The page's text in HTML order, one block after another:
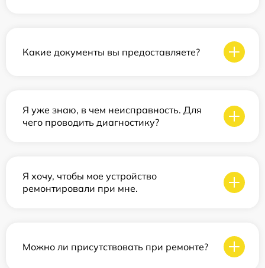
Какие документы вы предоставляете?
Я уже знаю, в чем неисправность. Для
чего проводить диагностику?
Я хочу, чтобы мое устройство
ремонтировали при мне.
Можно ли присутствовать при ремонте?